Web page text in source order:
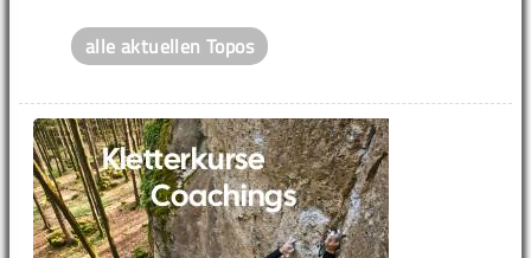
alle aktuellen Topos